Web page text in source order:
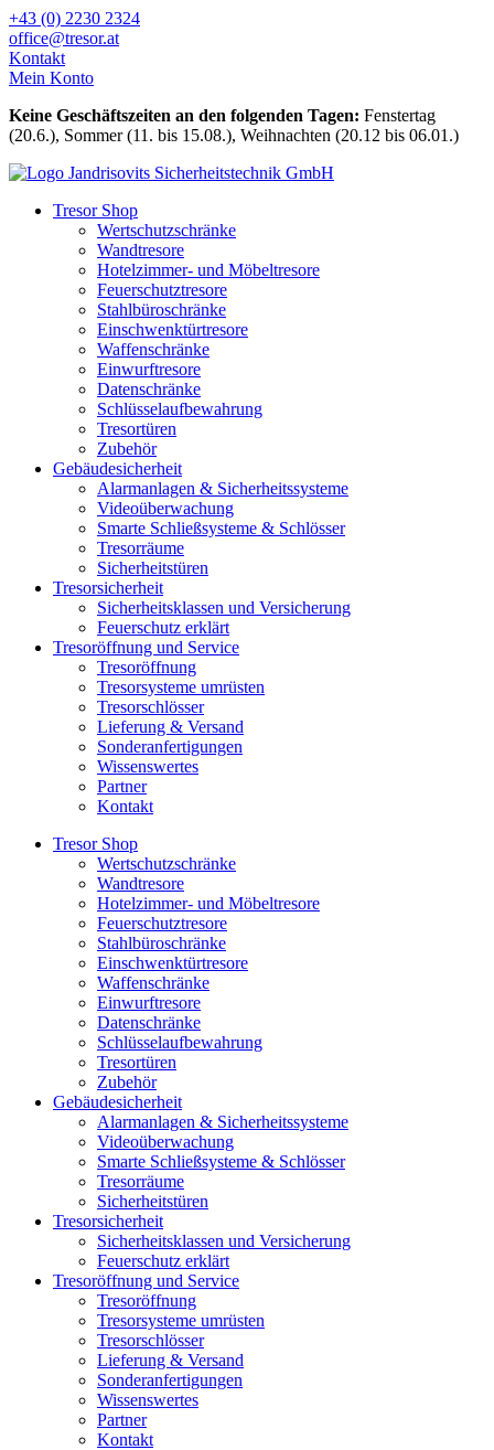
Zum
Inhalt
wechseln
+43 (0) 2230 2324
office@tresor.at
Kontakt
Mein Konto
Keine Geschäftszeiten an den folgenden Tagen: Fenstertag
(20.6.), Sommer (11. bis 15.08.), Weihnachten (20.12 bis 06.01.)
Tresor Shop
Wertschutzschränke
Wandtresore
Hotelzimmer- und Möbeltresore
Feuerschutztresore
Stahlbüroschränke
Einschwenktürtresore
Waffenschränke
Einwurftresore
Datenschränke
Schlüsselaufbewahrung
Tresortüren
Zubehör
Gebäudesicherheit
Alarmanlagen & Sicherheitssysteme
Videoüberwachung
Smarte Schließsysteme & Schlösser
Tresorräume
Sicherheitstüren
Tresorsicherheit
Sicherheitsklassen und Versicherung
Feuerschutz erklärt
Tresoröffnung und Service
Tresoröffnung
Tresorsysteme umrüsten
Tresorschlösser
Lieferung & Versand
Sonderanfertigungen
Wissenswertes
Partner
Kontakt
Tresor Shop
Wertschutzschränke
Wandtresore
Hotelzimmer- und Möbeltresore
Feuerschutztresore
Stahlbüroschränke
Einschwenktürtresore
Waffenschränke
Einwurftresore
Datenschränke
Schlüsselaufbewahrung
Tresortüren
Zubehör
Gebäudesicherheit
Alarmanlagen & Sicherheitssysteme
Videoüberwachung
Smarte Schließsysteme & Schlösser
Tresorräume
Sicherheitstüren
Tresorsicherheit
Sicherheitsklassen und Versicherung
Feuerschutz erklärt
Tresoröffnung und Service
Tresoröffnung
Tresorsysteme umrüsten
Tresorschlösser
Lieferung & Versand
Sonderanfertigungen
Wissenswertes
Partner
Kontakt